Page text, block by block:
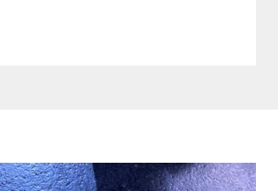
in- Express,- NOEL -,- Pas cher !,